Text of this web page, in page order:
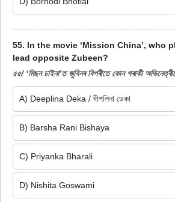
55. In the movie ‘Mission China’, who
lead opposite Zubeen?
৫৫/ ‘মিছন চাইনা’ত জুবিনৰ বিপৰীতে কোন গৰাকী
A) Deeplina Deka / দীপলিনা ডেকা
B) Barsha Rani Bishaya
C) Priyanka Bharali
D) Nishita Goswami